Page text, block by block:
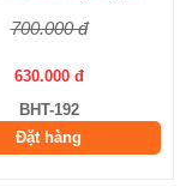
700.000 đ
630.000 đ
BHT-192
Đặt hàng